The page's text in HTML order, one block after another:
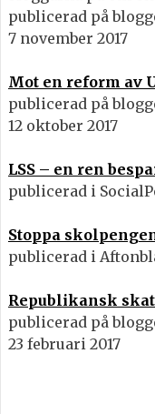
publicerad på
7 november 2017
Mot en reform av
publicerad på
12 oktober 2017
LSS – en ren
publicerad i
Stoppa
publicerad i
Republikansk
publicerad på
23 februari 2017